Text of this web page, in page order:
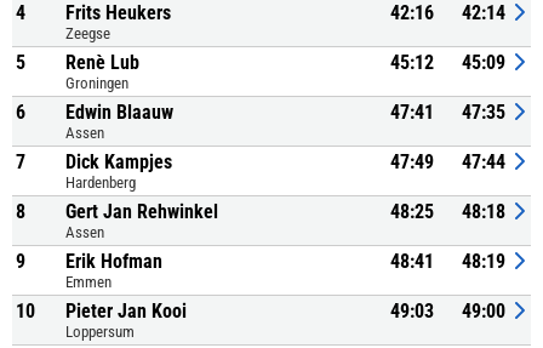
4 Frits Heukers
Zeegse
42:16 42:14
5 Renè Lub
Groningen
45:12 45:09
6 Edwin Blaauw
Assen
47:41 47:35
7 Dick Kampjes
Hardenberg
47:49 47:44
8 Gert Jan Rehwinkel
Assen
48:25 48:18
9 Erik Hofman
Emmen
48:41 48:19
10 Pieter Jan Kooi
Loppersum
49:03 49:00